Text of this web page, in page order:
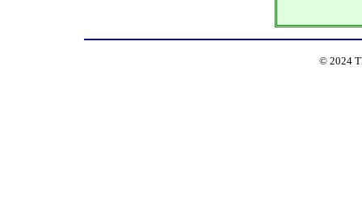
© 2024